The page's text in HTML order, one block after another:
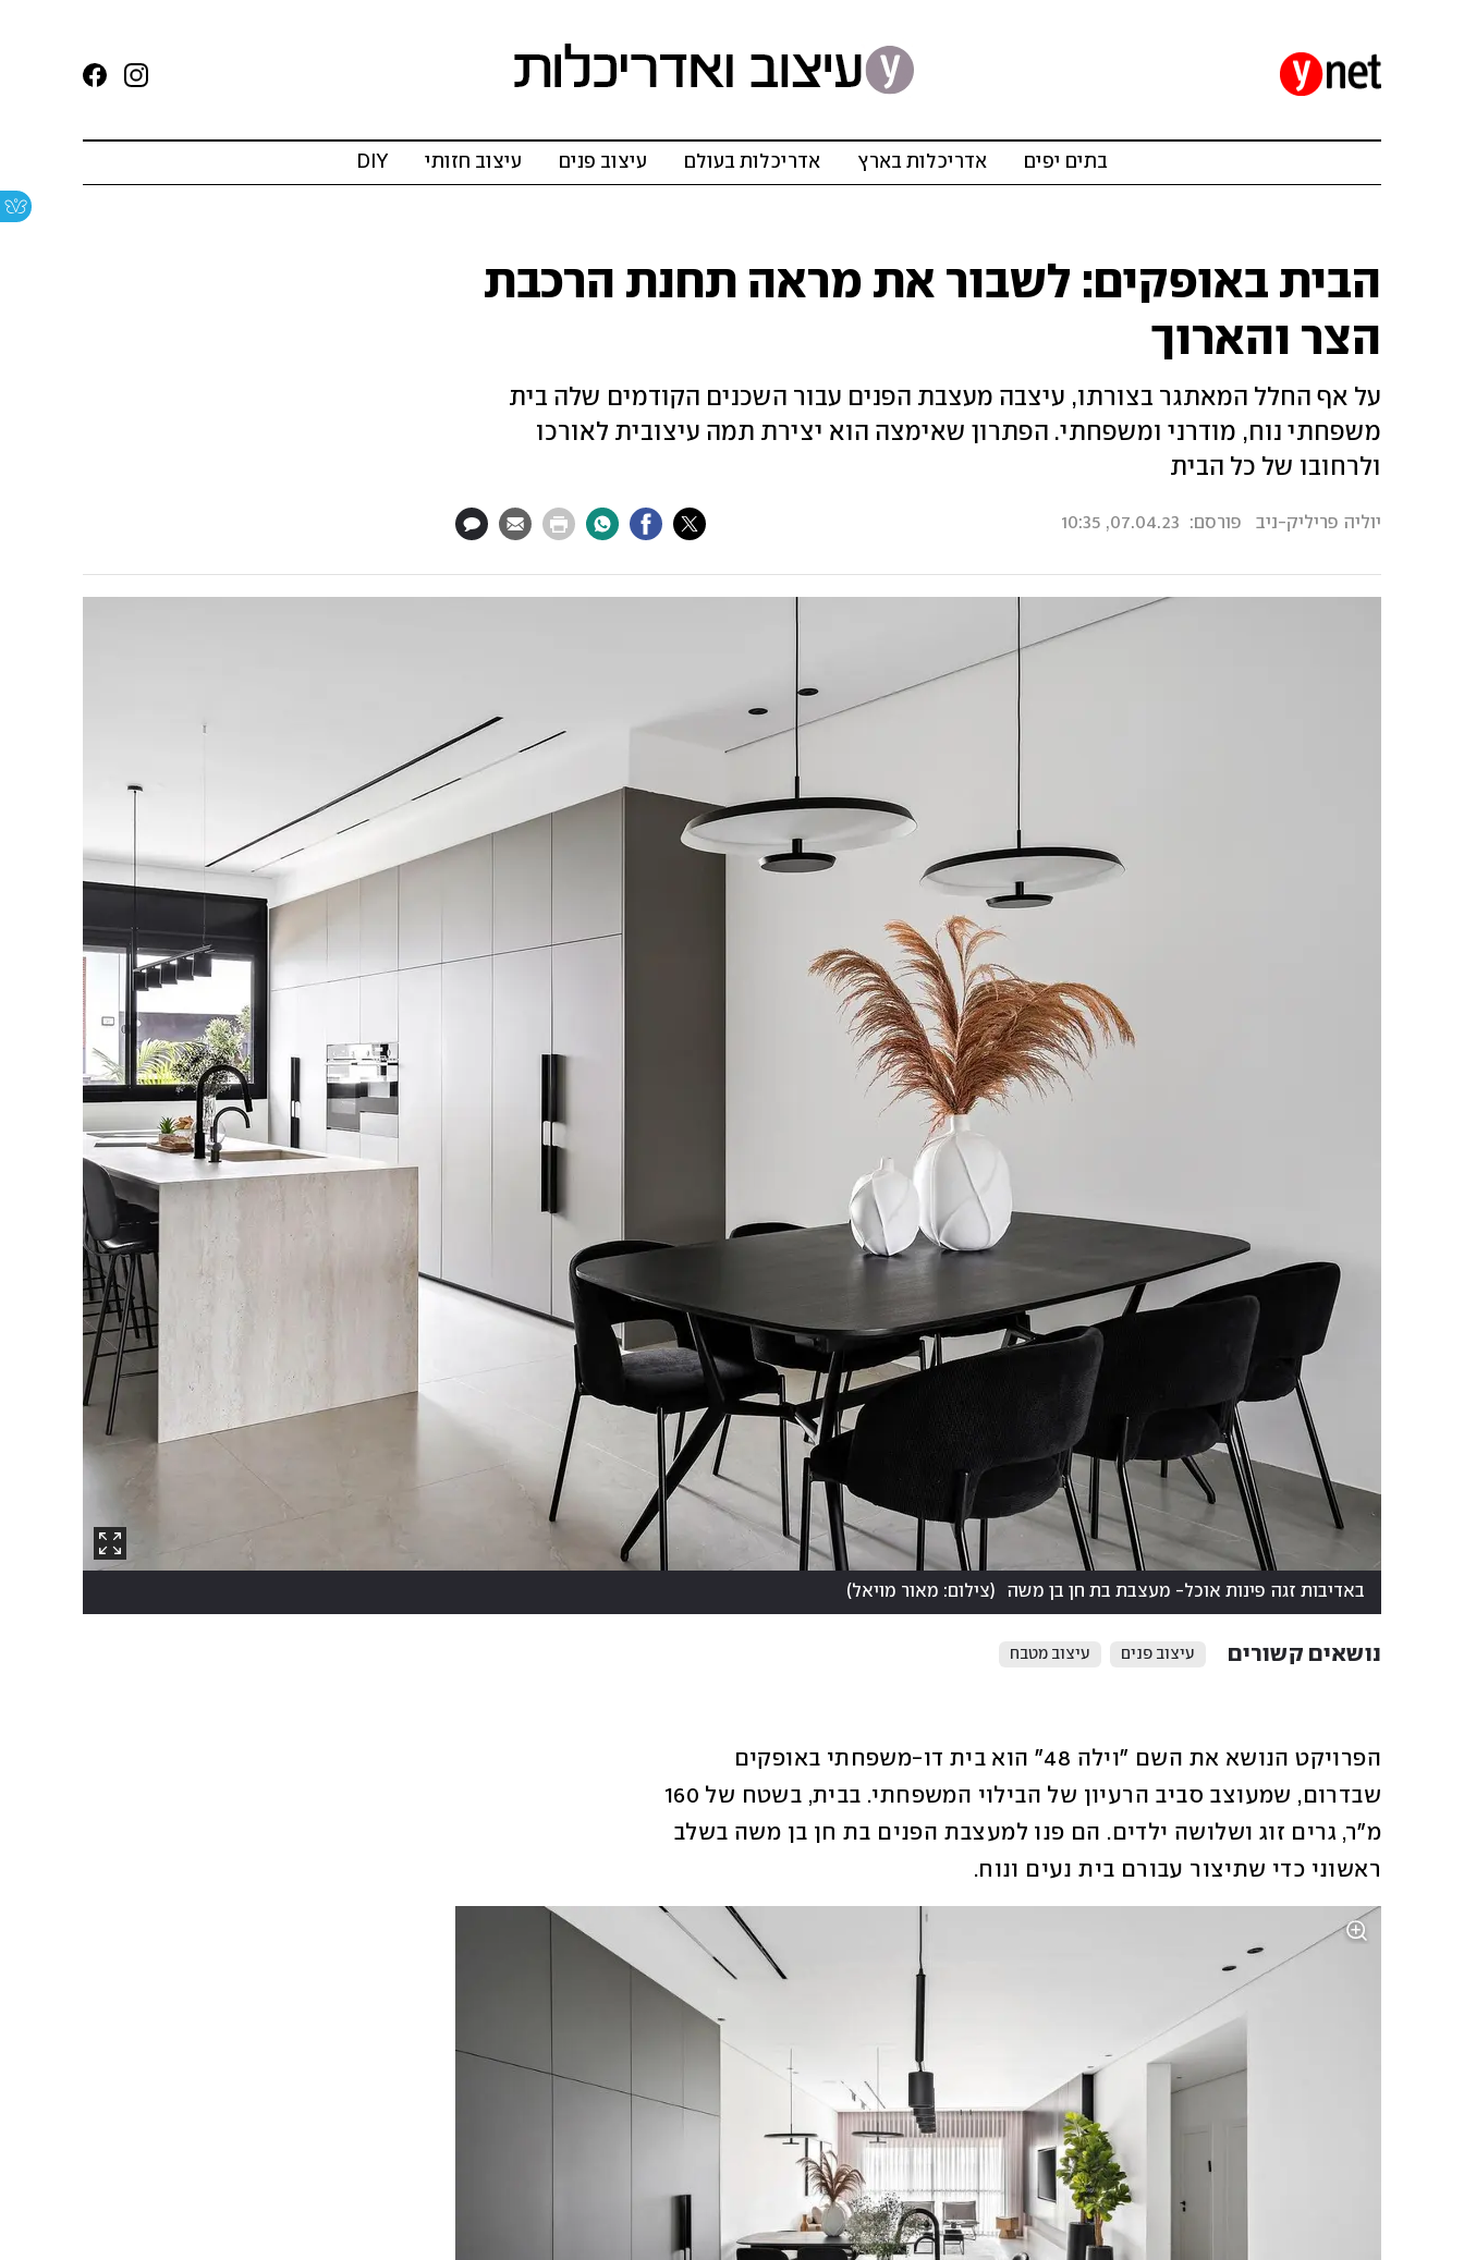
בתים יפים אדריכלות בארץ אדריכלות בעולם עיצוב פנים עיצוב חזותי DIY
הבית באופקים: לשבור את מראה תחנת הרכבת
הצר והארוך
על אף החלל המאתגר בצורתו, עיצבה מעצבת הפנים עבור השכנים הקודמים שלה בית
משפחתי נוח, מודרני ומשפחתי. הפתרון שאימצה הוא יצירת תמה עיצובית לאורכו
ולרחובו של כל הבית
יוליה פריליק-ניב פורסם: 07.04.23, 10:35
באדיבות זגה פינות אוכל- מעצבת בת חן בן משה (צילום: מאור מויאל)
נושאים קשורים עיצוב פנים עיצוב מטבח
ראשוני כדי שתיצור עבורם בית נעים ונוח.